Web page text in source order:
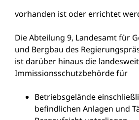
vorhanden ist oder errichtet
Die Abteilung 9, Landesamt für
und Bergbau des
ist darüber hinaus die
Immissionsschutzbehörde für
Betriebsgelände
befindlichen Anlagen und